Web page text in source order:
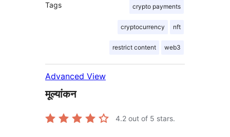
Tags crypto payments
cryptocurrency nft
restrict content web3
Advanced View
मूल्यांकन
4.2 out of 5 stars.